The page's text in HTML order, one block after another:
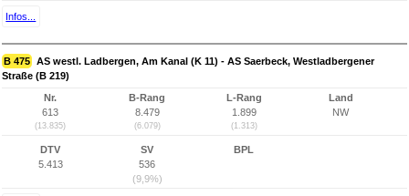
Infos...
B 475 AS westl. Ladbergen, Am Kanal (K 11) - AS Saerbeck, Westladbergener
Straße (B 219)
Nr.
613
(13.835)
B-Rang
8.479
(6.079)
L-Rang
1.899
(1.313)
Land
NW
DTV
5.413
SV
536
(9,9%)
BPL